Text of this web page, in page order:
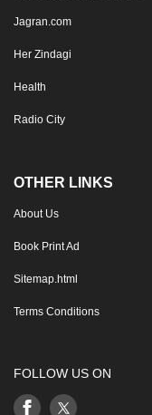
Jagran.com
Her Zindagi
Health
Radio City
OTHER LINKS
About Us
Book Print Ad
Sitemap.html
Terms Conditions
FOLLOW US ON